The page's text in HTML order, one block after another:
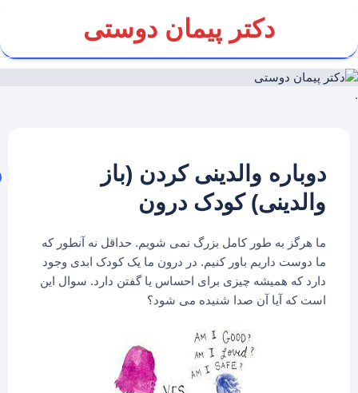
content
دکتر پیمان دوستی
.
دوباره والدینی کردن (باز
والدینی) کودک درون
ما هرگز به طور کامل بزرگ نمی شویم. حداقل نه آنطور که
ما دوست داریم باور کنیم. در درون ما یک کودک ابدی وجود
دارد که همیشه چیزی برای احساس یا گفتن دارد. سوال این
است که آیا آن صدا شنیده می شود؟